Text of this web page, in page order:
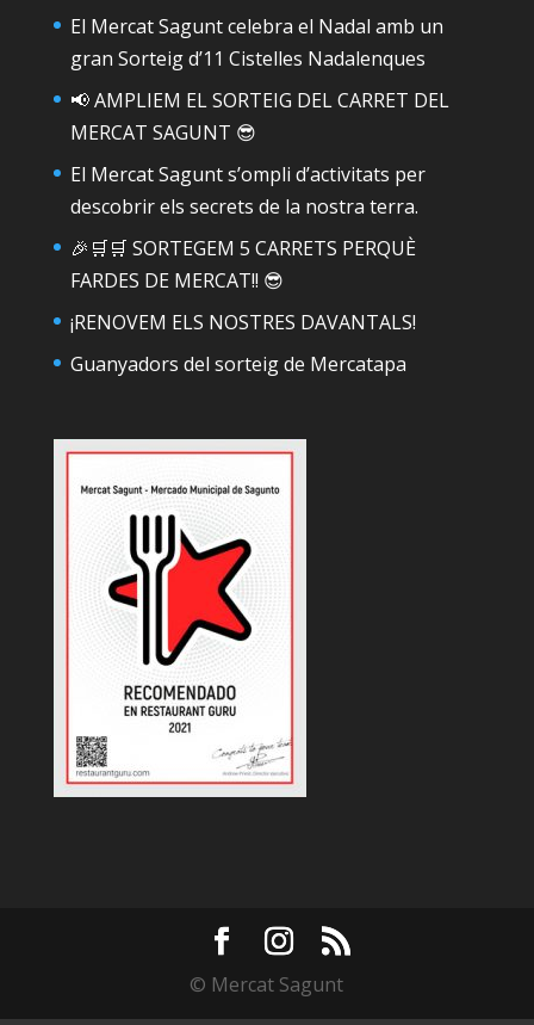
El Mercat Sagunt celebra el Nadal amb un
gran Sorteig d’11 Cistelles Nadalenques
📢 AMPLIEM EL SORTEIG DEL CARRET DEL
MERCAT SAGUNT 😎
El Mercat Sagunt s’ompli d’activitats per
descobrir els secrets de la nostra terra.
🎉🛒🛒 SORTEGEM 5 CARRETS PERQUÈ
FARDES DE MERCAT!! 😎
¡RENOVEM ELS NOSTRES DAVANTALS!
Guanyadors del sorteig de Mercatapa
© Mercat Sagunt